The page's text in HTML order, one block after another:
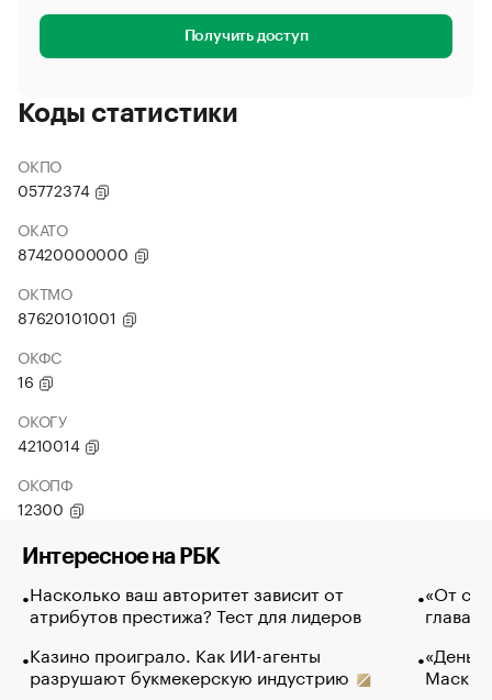
Получить доступ
Коды статистики
ОКПО
05772374
ОКАТО
87420000000
ОКТМО
87620101001
ОКФС
16
ОКОГУ
4210014
ОКОПФ
12300
Интересное на РБК
Насколько ваш авторитет зависит от
атрибутов престижа? Тест для лидеров
Казино проиграло. Как ИИ-агенты
разрушают букмекерскую индустрию
«От
глава
Маск в